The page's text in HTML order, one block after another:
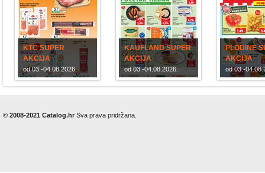
KTC SUPER
AKCIJA
od 03.-04.08.2026.
KAUFLAND SUPER
AKCIJA
od 03.-04.08.2026.
PLODINE
AKCIJA
od 03.-
© 2008-2021 Catalog.hr Sva prava pridržana.